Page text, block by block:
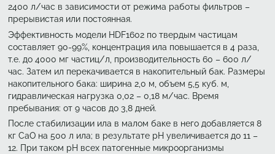
2400 л/час в зависимости от режима работы фильтров –
прерывистая или постоянная.
Эффективность модели HDF1602 по твердым частицам
составляет 90-99%, концентрация ила повышается в 4 раза,
т.е. до 4000 мг частиц/л, производительность 60 – 600 л/
час. Затем ил перекачивается в накопительный бак. Размеры
накопительного бака: ширина 2,0 м, объем 5,5 куб. м,
гидравлическая нагрузка 0,02 – 0,18 м/час. Время
пребывания: от 9 часов до 3,8 дней.
После стабилизации ила в малом баке в него добавляется 8
кг CaO на 500 л ила; в результате pH увеличивается до 11 –
12. При таком pH всех патогенные микроорганизмы